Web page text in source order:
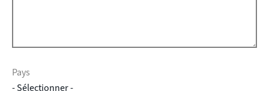
Pays